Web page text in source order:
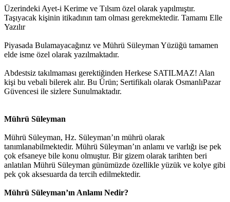
Üzerindeki Ayet-i Kerime ve Tılsım özel olarak yapılmıştır.
Taşıyacak kişinin itikadının tam olması gerekmektedir. Tamamı Elle
Yazılır
Piyasada Bulamayacağınız ve Mührü Süleyman Yüzüğü tamamen
elde isme özel olarak yazılmaktadır.
Abdestsiz takılmaması gerektiğinden Herkese SATILMAZ! Alan
kişi bu vebali bilerek alır. Bu Ürün; Sertifikalı olarak OsmanlıPazar
Güvencesi ile sizlere Sunulmaktadır.
Mührü Süleyman
Mührü Süleyman, Hz. Süleyman’ın mührü olarak
tanımlanabilmektedir. Mührü Süleyman’ın anlamı ve varlığı ise pek
çok efsaneye bile konu olmuştur. Bir gizem olarak tarihten beri
anlatılan Mührü Süleyman günümüzde özellikle yüzük ve kolye gibi
pek çok aksesuarda da tercih edilmektedir.
Mührü Süleyman’ın Anlamı Nedir?